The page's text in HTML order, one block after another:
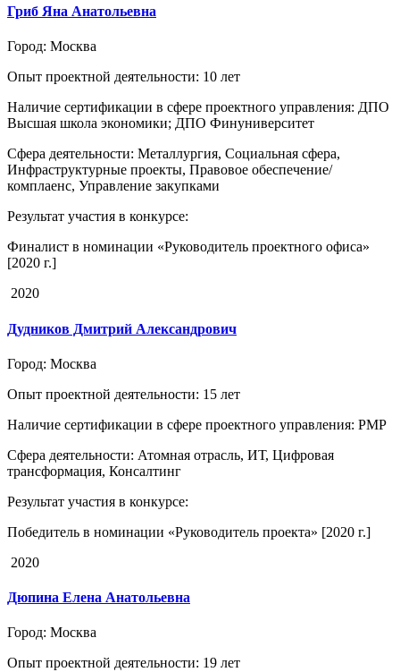
Гриб Яна Анатольевна
Город: Москва
Опыт проектной деятельности: 10 лет
Наличие сертификации в сфере проектного управления: ДПО
Высшая школа экономики; ДПО Финуниверситет
Сфера деятельности: Металлургия, Социальная сфера,
Инфраструктурные проекты, Правовое обеспечение/
комплаенс, Управление закупками
Результат участия в конкурсе:
Финалист в номинации «Руководитель проектного офиса»
[2020 г.]
2020
Дудников Дмитрий Александрович
Город: Москва
Опыт проектной деятельности: 15 лет
Наличие сертификации в сфере проектного управления: PMP
Сфера деятельности: Атомная отрасль, ИТ, Цифровая
трансформация, Консалтинг
Результат участия в конкурсе:
Победитель в номинации «Руководитель проекта» [2020 г.]
2020
Дюпина Елена Анатольевна
Город: Москва
Опыт проектной деятельности: 19 лет